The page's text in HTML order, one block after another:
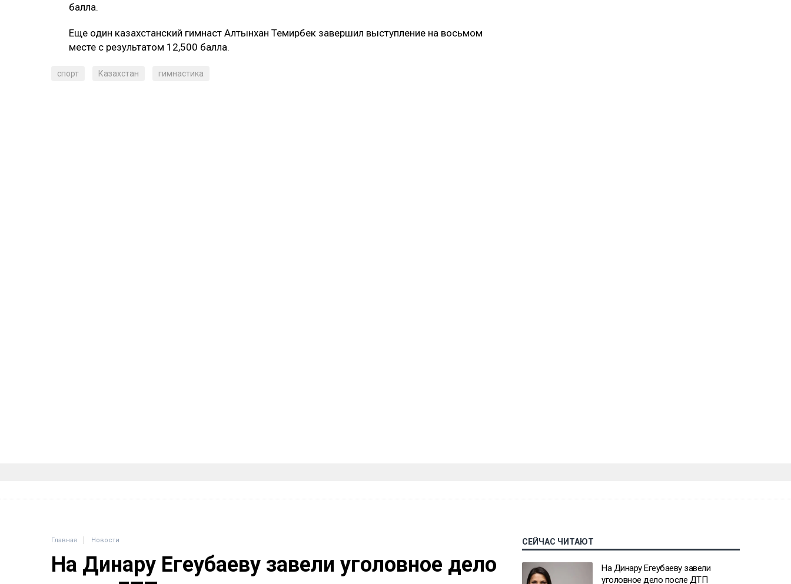
балла.
Еще один казахстанский гимнаст Алтынхан Темирбек завершил выступление на восьмом
месте с результатом 12,500 балла.
спорт Казахстан гимнастика
Главная Новости
На Динару Егеубаеву завели уголовное дело
СЕЙЧАС ЧИТАЮТ
На Динару Егеубаеву завели
уголовное дело после ДТП